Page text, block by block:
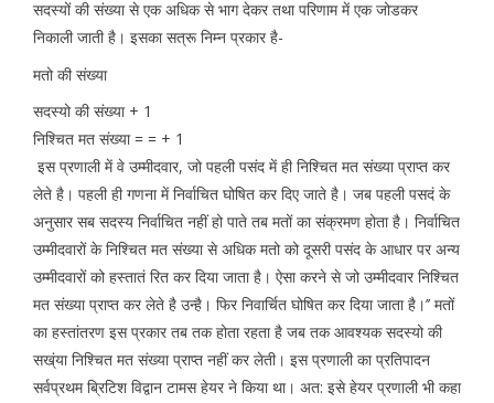
सदस्यों की संख्या से एक अधिक से भाग देकर तथा परिणाम में एक जोडकर
निकाली जाती है। इसका सत्रू निम्न प्रकार है-
मतो की संख्या
सदस्यो की संख्या + 1
निश्चित मत संख्या = = + 1
इस प्रणाली में वे उम्मीदवार, जो पहली पसंद में ही निश्चित मत संख्या प्राप्त कर
लेते है। पहली ही गणना में निर्वाचित घोषित कर दिए जाते है। जब पहली पसदं के
अनुसार सब सदस्य निर्वाचित नहीं हो पाते तब मतों का संक्रमण होता है। निर्वाचित
उम्मीदवारों के निश्चित मत संख्या से अधिक मतो को दूसरी पसंद के आधार पर अन्य
उम्मीदवारों को हस्तातं रित कर दिया जाता है। ऐसा करने से जो उम्मीदवार निश्चित
मत संख्या प्राप्त कर लेते है उन्है। फिर निवार्चित घोषित कर दिया जाता है।’’ मतों
का हस्तांतरण इस प्रकार तब तक होता रहता है जब तक आवश्यक सदस्यो की
सख्ंया निश्चित मत संख्या प्राप्त नहीं कर लेती। इस प्रणाली का प्रतिपादन
सर्वप्रथम ब्रिटिश विद्वान टामस हेयर ने किया था। अत: इसे हेयर प्रणाली भी कहा